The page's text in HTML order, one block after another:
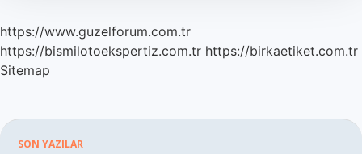
https://www.guzelforum.com.tr
https://bismilotoekspertiz.com.tr https://birkaetiket.com.tr
Sitemap
SON YAZILAR